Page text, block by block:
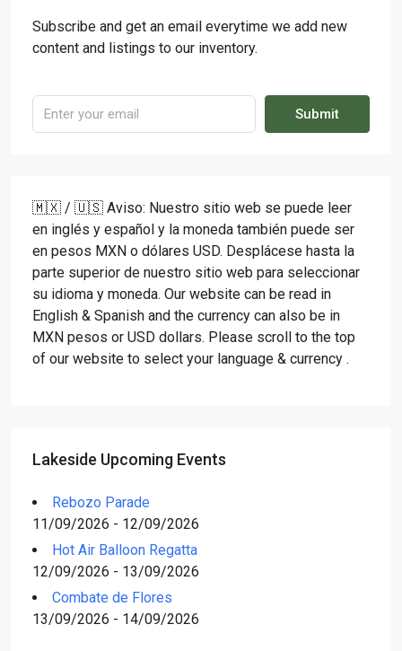
Subscribe and get an email everytime we add new
content and listings to our inventory.
Submit
🇲🇽 / 🇺🇸 Aviso: Nuestro sitio web se puede leer
en inglés y español y la moneda también puede ser
en pesos MXN o dólares USD. Desplácese hasta la
parte superior de nuestro sitio web para seleccionar
su idioma y moneda. Our website can be read in
English & Spanish and the currency can also be in
MXN pesos or USD dollars. Please scroll to the top
of our website to select your language & currency .
Lakeside Upcoming Events
Rebozo Parade
11/09/2026 - 12/09/2026
Hot Air Balloon Regatta
12/09/2026 - 13/09/2026
Combate de Flores
13/09/2026 - 14/09/2026